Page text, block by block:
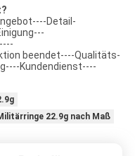
Detail-
beendet----Qualitäts-
Kundendienst----
22.9g nach Maß